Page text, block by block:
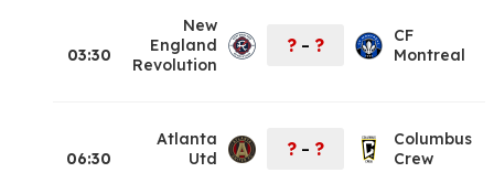
03:30
New
England
Revolution
? – ?
CF
Montreal
06:30
Atlanta
Utd
? – ?
Columbus
Crew